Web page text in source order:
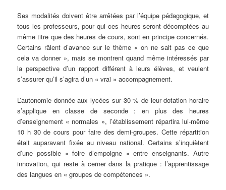
Ses modalités doivent être arrêtées par l’équipe pédagogique, et
tous les professeurs, pour qui ces heures seront décomptées au
même titre que des heures de cours, sont en principe concernés.
Certains râlent d’avance sur le thème « on ne sait pas ce que
cela va donner », mais se montrent quand même intéressés par
la perspective d’un rapport différent à leurs élèves, et veulent
s’assurer qu’il s’agira d’un « vrai » accompagnement.
L’autonomie donnée aux lycées sur 30 % de leur dotation horaire
s’applique en classe de seconde : en plus des heures
d’enseignement « normales », l’établissement répartira lui-même
10 h 30 de cours pour faire des demi-groupes. Cette répartition
était auparavant fixée au niveau national. Certains s’inquiètent
d’une possible « foire d’empoigne » entre enseignants. Autre
innovation, qui reste à cerner dans la pratique : l’apprentissage
des langues en « groupes de compétences ».